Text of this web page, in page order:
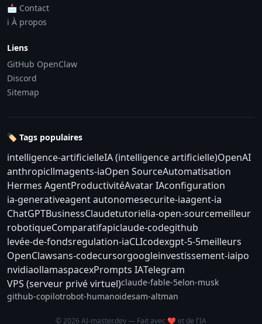
📩 Contact
ℹ️ À propos
Liens
GitHub OpenClaw
Discord
Sitemap
🏷️ Tags populaires
intelligence-artificielleIA (intelligence artificielle)OpenAI
anthropicllmagents-iaOpen SourceAutomatisation
Hermes AgentProductivitéAvatar IAconfiguration
ia-generativeagent autonomesecurite-iaagent-ia
ChatGPTBusinessClaudetutorielia-open-sourcemeilleur
robotiqueComparatifapiclaude-codegithub
levée-de-fondsregulation-iaCLIcodexgpt-5-5meilleurs
OpenClawsans-codecursorgoogleinvestissement-iaipo
nvidiaollamaspacexPrompts IATelegram
VPS (serveur privé virtuel)claude-fable-5elon-musk
github-copilotrobot-humanoidesam-altman
© 2026 AI-master.dev — Fait avec ❤️ et de l'IA